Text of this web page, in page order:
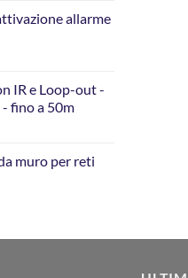
allarme
IR e Loop-out -
fino a 50m
muro per reti